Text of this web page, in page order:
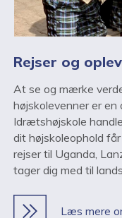
Rejser og
At se og mærke
højskolevenner er en
Idrætshøjskole
dit højskoleophold
rejser til Uganda,
tager dig med til
Læs mere